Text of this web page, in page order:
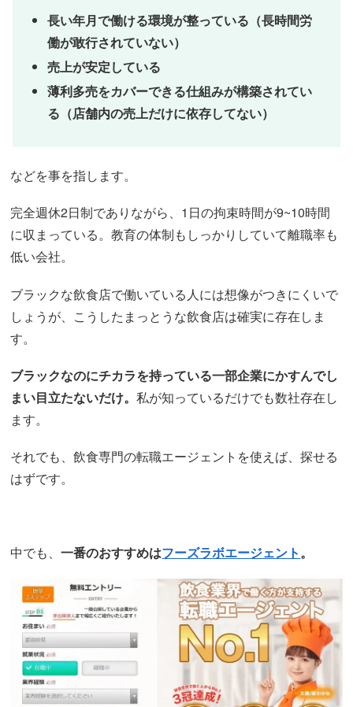
長い年月で働ける環境が整っている（長時間労
働が敢行されていない）
売上が安定している
薄利多売をカバーできる仕組みが構築されてい
る（店舗内の売上だけに依存してない）
などを事を指します。
完全週休2日制でありながら、1日の拘束時間が9~10時間
に収まっている。教育の体制もしっかりしていて離職率も
低い会社。
ブラックな飲食店で働いている人には想像がつきにくいで
しょうが、こうしたまっとうな飲食店は確実に存在しま
す。
ブラックなのにチカラを持っている一部企業にかすんでし
まい目立たないだけ。私が知っているだけでも数社存在し
ます。
それでも、飲食専門の転職エージェントを使えば、探せる
はずです。
中でも、一番のおすすめはフーズラボエージェント。